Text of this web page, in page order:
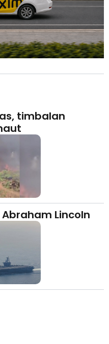
timbalan
Lincoln